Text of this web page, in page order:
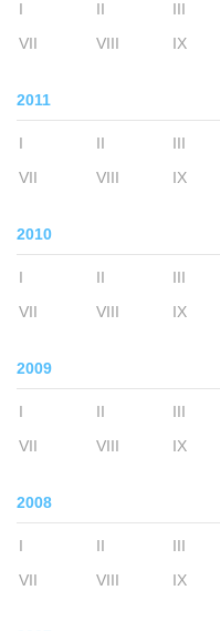
I II III
VII
VIII IX
2011
I II III
VII
VIII IX
2010
I II III
VII
VIII IX
2009
I II III
VII
VIII IX
2008
I II III
VII
VIII IX